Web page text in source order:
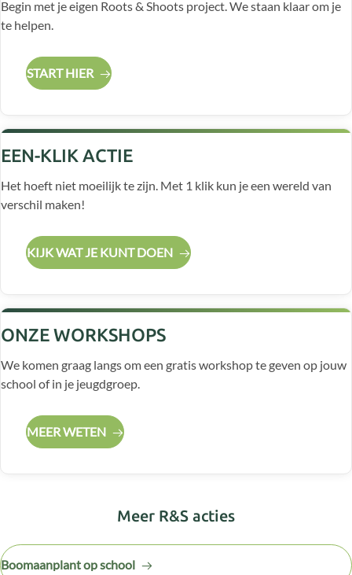
Begin met je eigen Roots & Shoots project. We staan klaar om je
te helpen.
START HIER
EEN-KLIK ACTIE
Het hoeft niet moeilijk te zijn. Met 1 klik kun je een wereld van
verschil maken!
KIJK WAT JE KUNT DOEN
ONZE WORKSHOPS
We komen graag langs om een gratis workshop te geven op jouw
school of in je jeugdgroep.
MEER WETEN
Meer R&S acties
Boomaanplant op school